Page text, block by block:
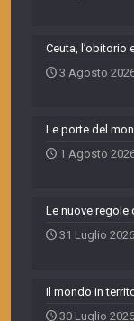
Ceuta, l’obitorio
3 Agosto
Le porte del
1 Agosto
Le nuove regole
31 Luglio 2026
Il mondo in
30 Luglio 2026